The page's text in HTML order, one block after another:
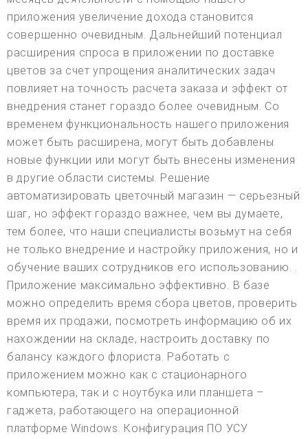
приложения увеличение дохода становится
совершенно очевидным. Дальнейший потенциал
расширения спроса в приложении по доставке
цветов за счет упрощения аналитических задач
повлияет на точность расчета заказа и эффект от
внедрения станет гораздо более очевидным. Со
временем функциональность нашего приложения
может быть расширена, могут быть добавлены
новые функции или могут быть внесены изменения
в другие области системы. Решение
автоматизировать цветочный магазин — серьезный
шаг, но эффект гораздо важнее, чем вы думаете,
тем более, что наши специалисты возьмут на себя
не только внедрение и настройку приложения, но и
обучение ваших сотрудников его использованию. .
Приложение максимально эффективно. В базе
можно определить время сбора цветов, проверить
время их продажи, посмотреть информацию об их
нахождении на складе, настроить доставку по
балансу каждого флориста. Работать с
приложением можно как с стационарного
компьютера, так и с ноутбука или планшета –
гаджета, работающего на операционной
платформе Windows. Конфигурация ПО УСУ